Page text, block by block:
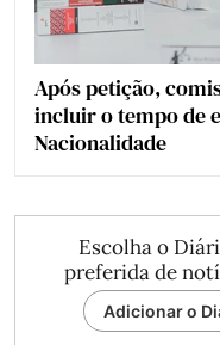
Após petição,
incluir o tempo de
Nacionalidade
Escolha o
preferida de
Adicionar o